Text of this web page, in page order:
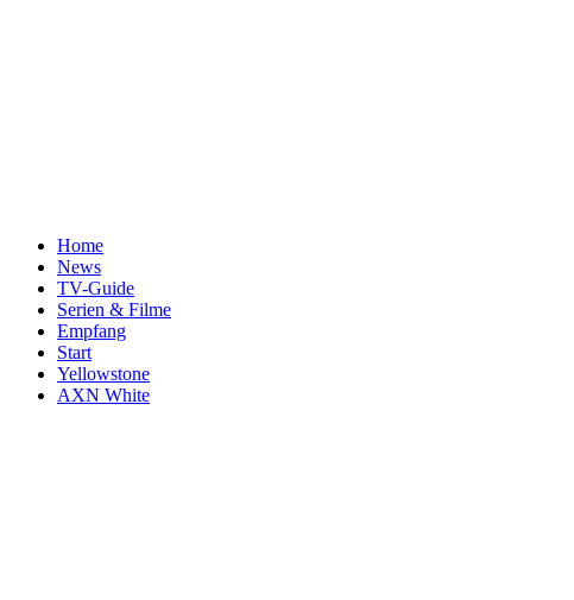
Home
News
TV-Guide
Serien & Filme
Empfang
Start
Yellowstone
AXN White